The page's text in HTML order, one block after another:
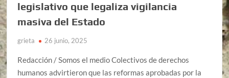
legislativo que legaliza vigilancia
masiva del Estado
grieta 26 junio, 2025
Redacción / Somos el medio Colectivos de derechos
humanos advirtieron que las reformas aprobadas por la